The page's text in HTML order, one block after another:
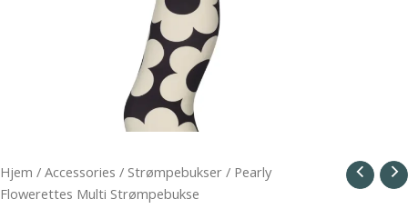
Hjem / Accessories / Strømpebukser / Pearly
Flowerettes Multi Strømpebukse